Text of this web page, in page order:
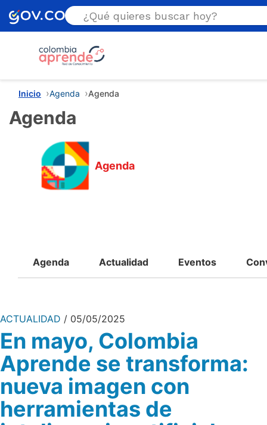
Estás aquí
Inicio Agenda Agenda
Agenda
Agenda
Menú Agenda
Agenda Actualidad Eventos
ACTUALIDAD 05/05/2025
En mayo, Colombia
Aprende se transforma:
nueva imagen con
herramientas de